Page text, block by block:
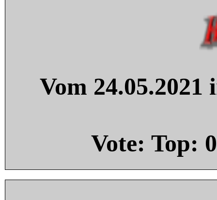
Vom
Vote: Top: 0